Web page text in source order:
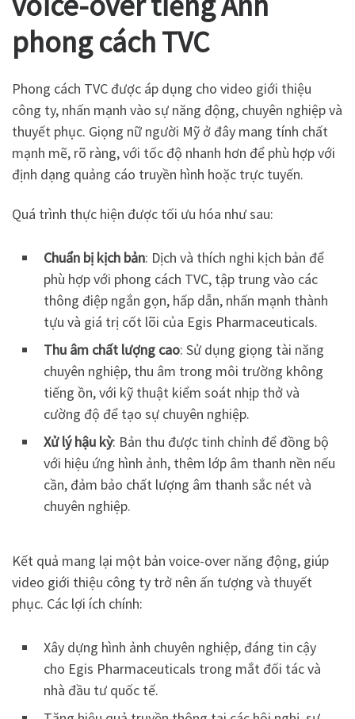
phong cách TVC
Phong cách TVC được áp dụng cho video giới thiệu
công ty, nhấn mạnh vào sự năng động, chuyên nghiệp và
thuyết phục. Giọng nữ người Mỹ ở đây mang tính chất
mạnh mẽ, rõ ràng, với tốc độ nhanh hơn để phù hợp với
định dạng quảng cáo truyền hình hoặc trực tuyến.
Quá trình thực hiện được tối ưu hóa như sau:
Chuẩn bị kịch bản: Dịch và thích nghi kịch bản để
phù hợp với phong cách TVC, tập trung vào các
thông điệp ngắn gọn, hấp dẫn, nhấn mạnh thành
tựu và giá trị cốt lõi của Egis Pharmaceuticals.
Thu âm chất lượng cao: Sử dụng giọng tài năng
chuyên nghiệp, thu âm trong môi trường không
tiếng ồn, với kỹ thuật kiểm soát nhịp thở và
cường độ để tạo sự chuyên nghiệp.
Xử lý hậu kỳ: Bản thu được tinh chỉnh để đồng bộ
với hiệu ứng hình ảnh, thêm lớp âm thanh nền nếu
cần, đảm bảo chất lượng âm thanh sắc nét và
chuyên nghiệp.
Kết quả mang lại một bản voice-over năng động, giúp
video giới thiệu công ty trở nên ấn tượng và thuyết
phục. Các lợi ích chính:
Xây dựng hình ảnh chuyên nghiệp, đáng tin cậy
cho Egis Pharmaceuticals trong mắt đối tác và
nhà đầu tư quốc tế.